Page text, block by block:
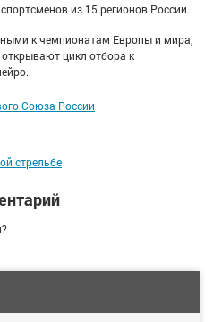
из 15 регионов России.
к чемпионатам Европы и мира,
цикл отбора к
Союза России
стрельбе